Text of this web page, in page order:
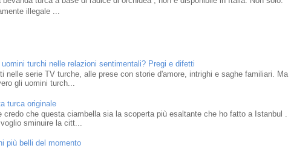
illegale ...
turchi nelle relazioni sentimentali? Pregi e difetti
nelle serie TV turche, alle prese con storie d'amore, intrighi e saghe familiari. Ma
gli uomini turch...
turca originale
credo che questa ciambella sia la scoperta più esaltante che ho fatto a Istanbul .
sminuire la citt...
più belli del momento